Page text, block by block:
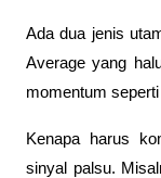
Ada dua jenis
Average yang
momentum
Kenapa harus
sinyal palsu.